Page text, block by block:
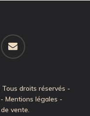
email
Tous droits réservés -
- Mentions légales -
vente.